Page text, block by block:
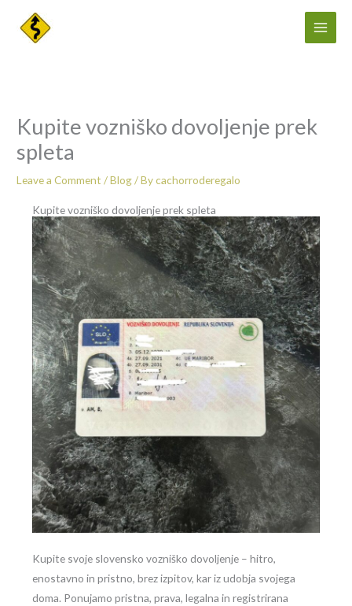
Kupite vozniško dovoljenje prek
spleta
Leave a Comment /Blog/ Bycachorroderegalo
Kupite vozniško dovoljenje prek spleta
Kupite svoje slovensko vozniško dovoljenje – hitro,
enostavno in pristno, brez izpitov, kar iz udobja svojega
doma. Ponujamo pristna, prava, legalna in registrirana